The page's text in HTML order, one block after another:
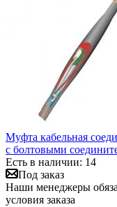
Муфта кабельная
с болтовыми
Есть в наличии: 14
Под заказ
Наши менеджеры
условия заказа